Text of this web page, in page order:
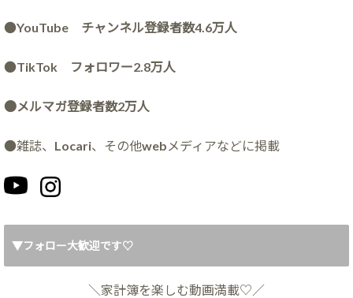
●YouTube チャンネル登録者数4.6万人
●TikTok フォロワー2.8万人
●メルマガ登録者数2万人
●雑誌、Locari、その他webメディアなどに掲載
▼フォロー大歓迎です♡
＼家計簿を楽しむ動画満載♡／